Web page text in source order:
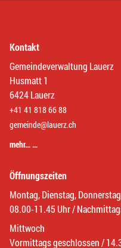
Kontakt
Gemeindeverwaltung Lauerz
Husmatt 1
6424 Lauerz
+41 41 818 66 88
gemeinde@lauerz.ch
mehr… …
Öffnungszeiten
Montag, Dienstag,
08.00-11.45 Uhr /
Mittwoch
Vormittags geschlossen /